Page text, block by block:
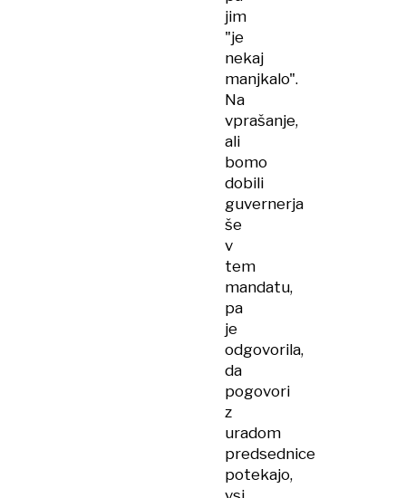
jim
"je
nekaj
manjkalo".
Na
vprašanje,
ali
bomo
dobili
guvernerja
še
v
tem
mandatu,
pa
je
odgovorila,
da
pogovori
z
uradom
predsednice
potekajo,